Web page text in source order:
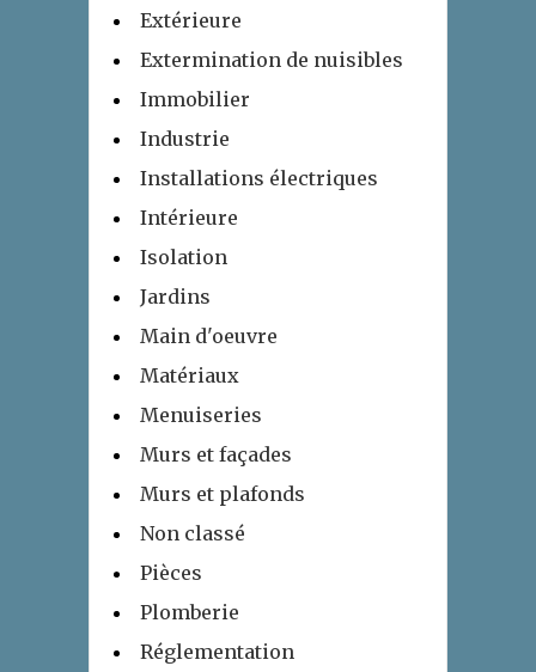
Extérieure
Extermination de nuisibles
Immobilier
Industrie
Installations électriques
Intérieure
Isolation
Jardins
Main d'oeuvre
Matériaux
Menuiseries
Murs et façades
Murs et plafonds
Non classé
Pièces
Plomberie
Réglementation